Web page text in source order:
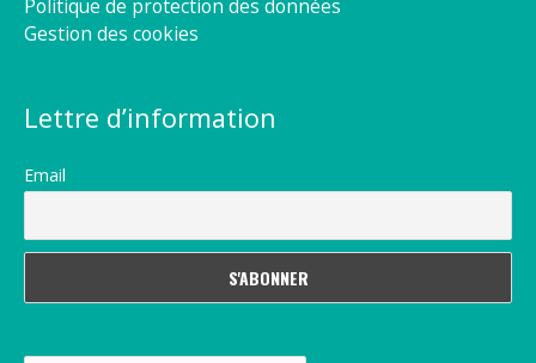
Politique de protection des données
Gestion des cookies
Lettre d’information
Email